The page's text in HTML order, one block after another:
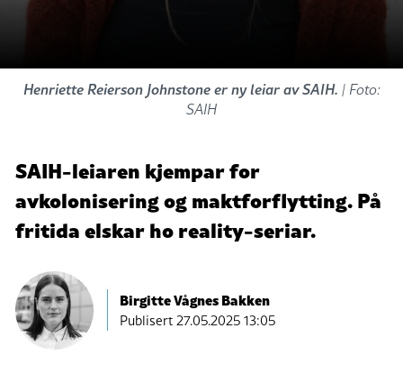
Henriette Reierson Johnstone er ny leiar av SAIH. | Foto:
SAIH
SAIH-leiaren kjempar for
avkolonisering og maktforflytting. På
fritida elskar ho reality-seriar.
Birgitte Vågnes Bakken
Publisert27.05.2025 13:05